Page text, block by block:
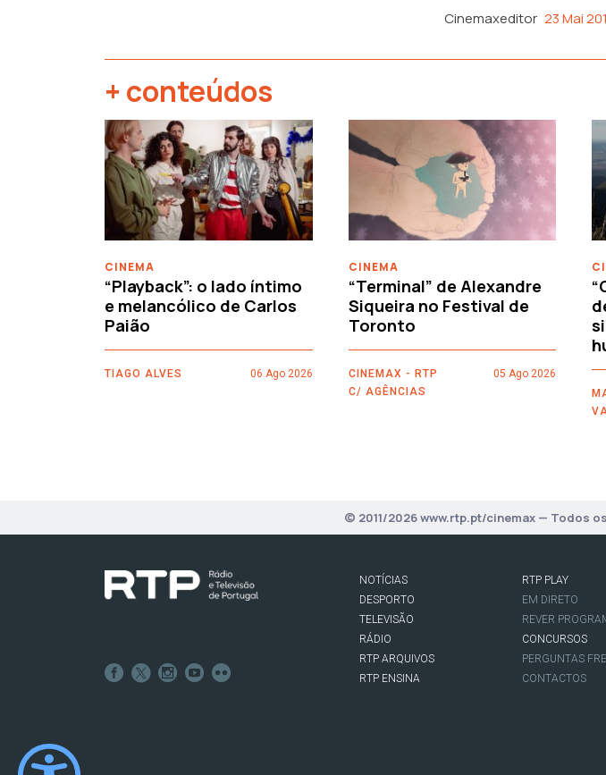
Cinemaxeditor 23 Mai
+ conteúdos
CINEMA
“Playback”: o lado íntimo
e melancólico de Carlos
Paião
TIAGO ALVES 06 Ago 2026
CINEMA
“Terminal” de Alexandre
Siqueira no Festival de
Toronto
CINEMAX - RTP
C/ AGÊNCIAS
05 Ago 2026
‹
© 2011/2026 www.rtp.pt/cinemax — Todos
NOTÍCIAS
DESPORTO
TELEVISÃO
RÁDIO
RTP ARQUIVOS
RTP ENSINA
RTP PLAY
EM DIRETO
REVER
CONCURSOS
PERGUNTAS
CONTACTOS